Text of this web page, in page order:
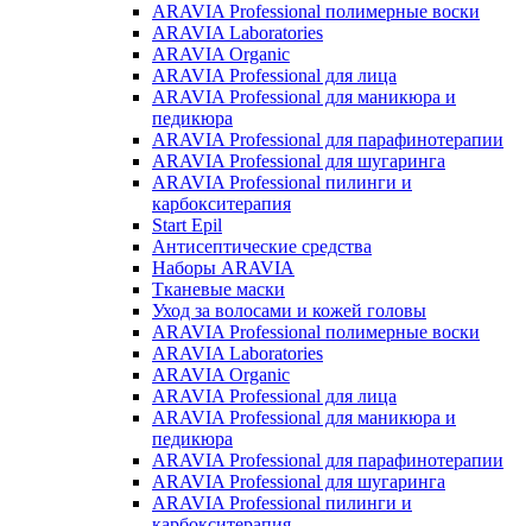
ARAVIA Professional полимерные воски
ARAVIA Laboratories
ARAVIA Organic
ARAVIA Professional для лица
ARAVIA Professional для маникюра и
педикюра
ARAVIA Professional для парафинотерапии
ARAVIA Professional для шугаринга
ARAVIA Professional пилинги и
карбокситерапия
Start Epil
Антисептические средства
Наборы ARAVIA
Тканевые маски
Уход за волосами и кожей головы
ARAVIA Professional полимерные воски
ARAVIA Laboratories
ARAVIA Organic
ARAVIA Professional для лица
ARAVIA Professional для маникюра и
педикюра
ARAVIA Professional для парафинотерапии
ARAVIA Professional для шугаринга
ARAVIA Professional пилинги и